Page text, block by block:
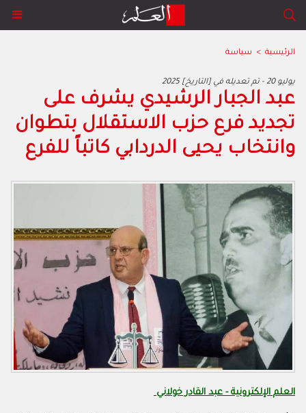
الرئيسية > سياسة
2025 يوليو 20 - تم تعديله في [التاريخ]
عبد الجبار الرشيدي يشرف على
تجديد فرع حزب الاستقلال بتطوان
وانتخاب يحيى الدردابي كاتباً للفرع
العلم الإلكترونية - عبد القادر خولاني